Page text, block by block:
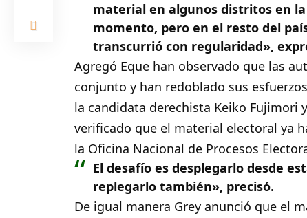
material en algunos distritos en
momento, pero en el resto del
transcurrió con regularidad»,
Agregó Eque han observado que las
conjunto y han redoblado sus
la candidata derechista Keiko Fujimori
verificado que el material electoral ya
la Oficina Nacional de Procesos
El desafío es desplegarlo desde
replegarlo también», precisó.
De igual manera Grey anunció que el